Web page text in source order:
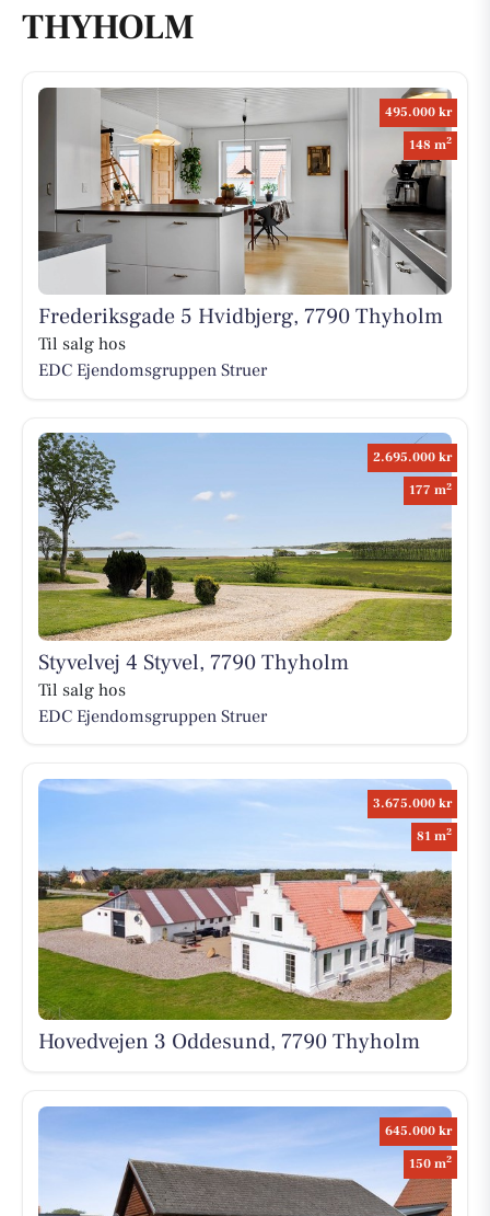
THYHOLM
495.000 kr
148 m2
Frederiksgade 5 Hvidbjerg, 7790 Thyholm
Til salg hos
EDC Ejen­doms­grup­pen Struer
2.695.000 kr
177 m2
Styvelvej 4 Styvel, 7790 Thyholm
Til salg hos
EDC Ejen­doms­grup­pen Struer
3.675.000 kr
81 m2
Hovedvejen 3 Oddesund, 7790 Thyholm
645.000 kr
150 m2